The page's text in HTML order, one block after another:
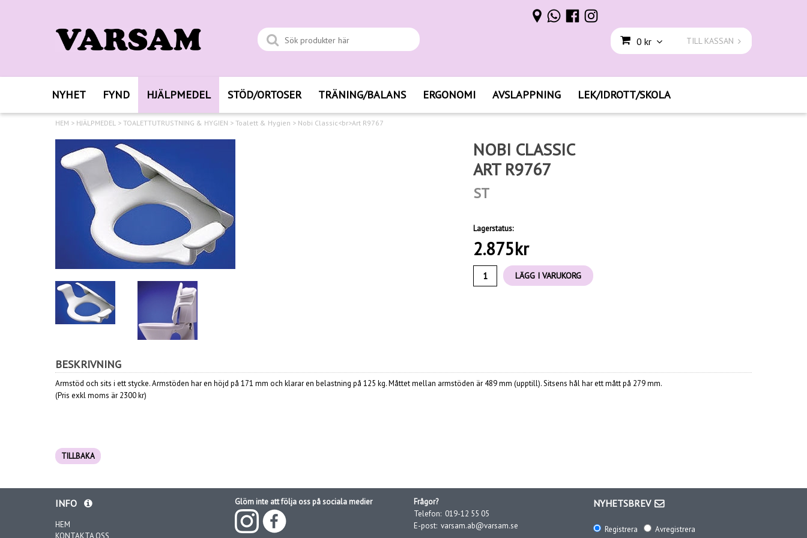
0 kr TILL KASSAN
NYHET FYND HJÄLPMEDEL STÖD/ORTOSER TRÄNING/BALANS ERGONOMI AVSLAPPNING LEK/IDROTT/SKOLA
HEM > HJÄLPMEDEL > TOALETTUTRUSTNING & HYGIEN > Toalett & Hygien > Nobi Classic<br>Art R9767
NOBI CLASSIC
ART R9767
ST
Lagerstatus:
2.875kr
LÄGG I VARUKORG
BESKRIVNING
Armstöd och sits i ett stycke. Armstöden har en höjd på 171 mm och klarar en belastning på 125 kg. Måttet mellan armstöden är 489 mm (upptill). Sitsens hål har ett mått på 279 mm.
(Pris exkl moms är 2300 kr)
TILLBAKA
INFO
HEM
Glöm inte att följa oss på sociala medier
Frågor?
Telefon: 019-12 55 05
E-post: varsam.ab@varsam.se
NYHETSBREV
Registrera Avregistrera